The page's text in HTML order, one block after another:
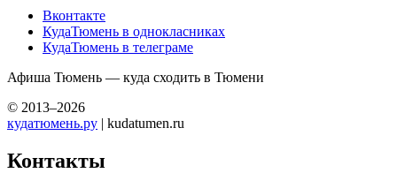
Вконтакте
КудаТюмень в однокласниках
КудаТюмень в телеграме
Афиша Тюмень — куда сходить в Тюмени
© 2013–2026
кудатюмень.ру | kudatumen.ru
Контакты